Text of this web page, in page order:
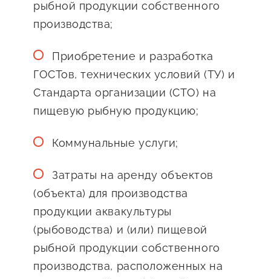
рыбной продукции собственного
производства;
Приобретение и разработка
ГОСТов, технических условий (ТУ) и
Стандарта организации (СТО) на
пищевую рыбную продукцию;
Коммунальные услуги;
Затраты на аренду объектов
(объекта) для производства
продукции аквакультуры
(рыбоводства) и (или) пищевой
рыбной продукции собственного
производства, расположенных на